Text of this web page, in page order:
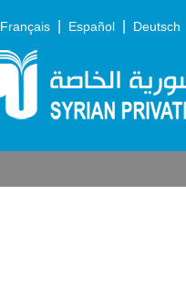
Français | Español | Deutsch